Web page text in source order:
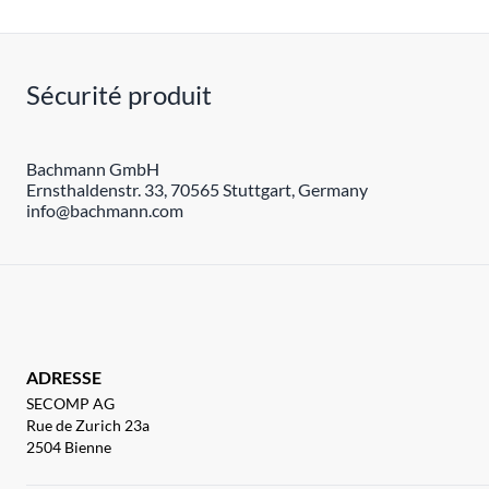
Sécurité produit
Bachmann GmbH
Ernsthaldenstr. 33, 70565 Stuttgart, Germany
info@bachmann.com
ADRESSE
SECOMP AG
Rue de Zurich 23a
2504 Bienne